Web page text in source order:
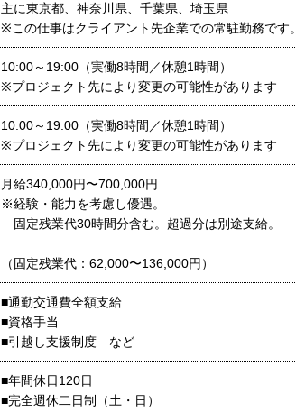
主に東京都、神奈川県、千葉県、埼玉県
※この仕事はクライアント先企業での常駐勤務です。
10:00～19:00（実働8時間／休憩1時間）
※プロジェクト先により変更の可能性があります
10:00～19:00（実働8時間／休憩1時間）
※プロジェクト先により変更の可能性があります
月給340,000円〜700,000円
※経験・能力を考慮し優遇。
固定残業代30時間分含む。超過分は別途支給。
（固定残業代：62,000〜136,000円）
■通勤交通費全額支給
■資格手当
■引越し支援制度 など
■年間休日120日
■完全週休二日制（土・日）